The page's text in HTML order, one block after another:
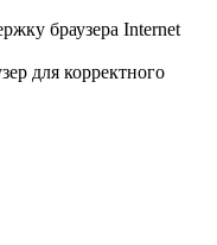
браузера Internet
для корректного